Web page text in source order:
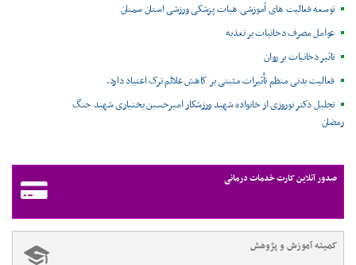
توسعه فعالیت های آموزشی هیات پزشکی ورزشی استان سمنان
عوامل مصرف دخانیات بر تغذیه
تاثیر دخانیات بر روان
فعالیت بدنی منظم تأثیرات مثبتی بر کاهش علائم ترک اعتیاد دارد.
تجلیل دکتر نوروزی از خانواده شهید ورزشکار امیرحسین بختیاری شهید جنگ
رمضان
صدور آنلاین کارت خدمات درمانی
کمیته آموزش و پژوهش